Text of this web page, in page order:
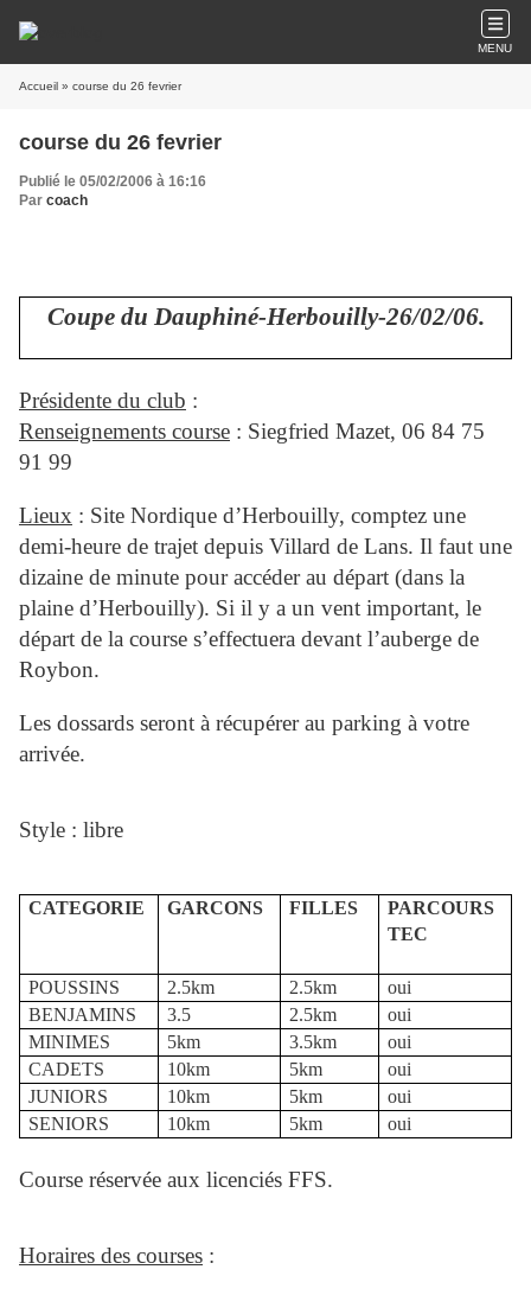
MENU
Accueil » course du 26 fevrier
course du 26 fevrier
Publié le 05/02/2006 à 16:16
Par coach
Coupe du Dauphiné-Herbouilly-26/02/06.
Présidente du club :
Renseignements course : Siegfried Mazet, 06 84 75
91 99
Lieux : Site Nordique d’Herbouilly, comptez une
demi-heure de trajet depuis Villard de Lans. Il faut une
dizaine de minute pour accéder au départ (dans la
plaine d’Herbouilly). Si il y a un vent important, le
départ de la course s’effectuera devant l’auberge de
Roybon.
Les dossards seront à récupérer au parking à votre
arrivée.
Style : libre
CATEGORIE GARCONS FILLES
PARCOURS
TEC
POUSSINS 2.5km 2.5km
oui
BENJAMINS
3.5 2.5km
oui
MINIMES
5km 3.5km
oui
CADETS
10km 5km
oui
JUNIORS
10km 5km
oui
SENIORS
10km 5km oui
Course réservée aux licenciés FFS.
Horaires des courses :